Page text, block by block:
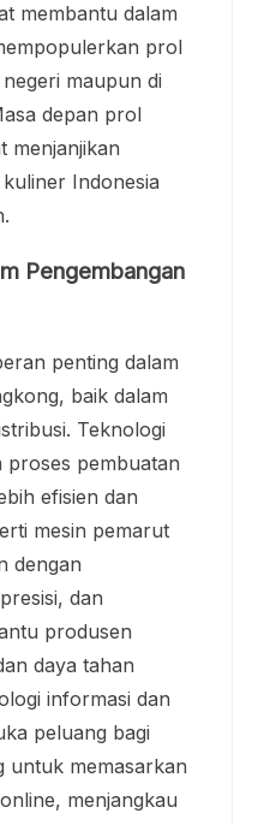
membantu dalam
prol
maupun di
depan prol
menjanjikan
Indonesia
Pengembangan
penting dalam
baik dalam
Teknologi
proses pembuatan
efisien dan
mesin pemarut
dengan
dan
produsen
daya tahan
informasi dan
peluang bagi
untuk memasarkan
menjangkau